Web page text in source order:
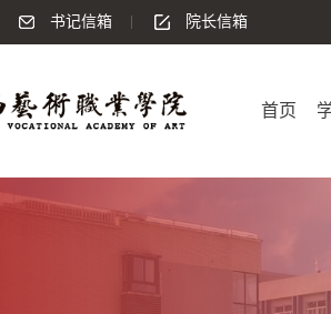
书记信箱 院长信箱
首页